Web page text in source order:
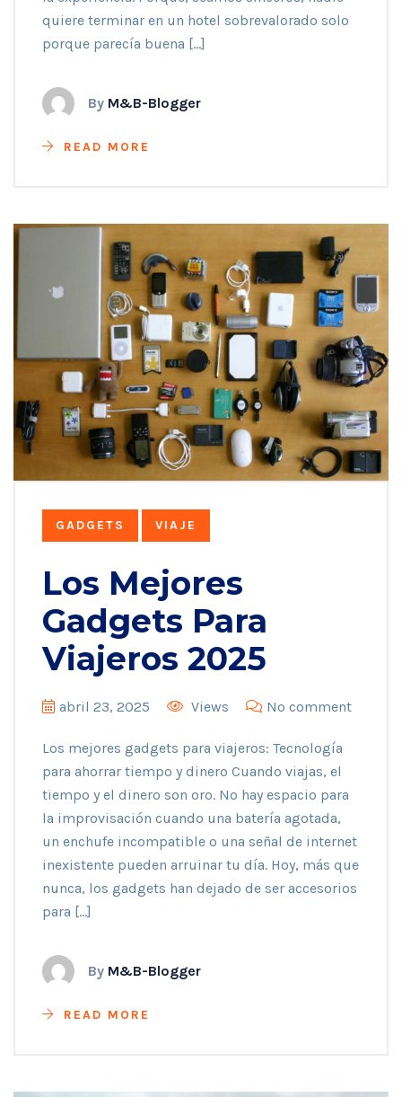
quiere terminar en un hotel sobrevalorado solo
porque parecía buena […]
By M&B-Blogger
READ MORE
GADGETS VIAJE
Los Mejores
Gadgets Para
Viajeros 2025
abril 23, 2025 Views No comment
Los mejores gadgets para viajeros: Tecnología
para ahorrar tiempo y dinero Cuando viajas, el
tiempo y el dinero son oro. No hay espacio para
la improvisación cuando una batería agotada,
un enchufe incompatible o una señal de internet
inexistente pueden arruinar tu día. Hoy, más que
nunca, los gadgets han dejado de ser accesorios
para […]
By M&B-Blogger
READ MORE